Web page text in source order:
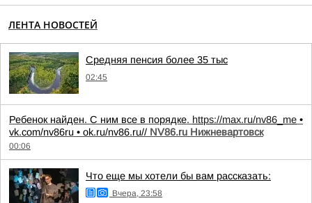
ЛЕНТА НОВОСТЕЙ
Средняя пенсия более 35 тыс
02:45
Ребенок найден. С ним все в порядке. https://max.ru/nv86_me •
vk.com/nv86ru • ok.ru/nv86.ru// NV86.ru Нижневартовск
00:06
Что еще мы хотели бы вам рассказать:
Вчера, 23:58